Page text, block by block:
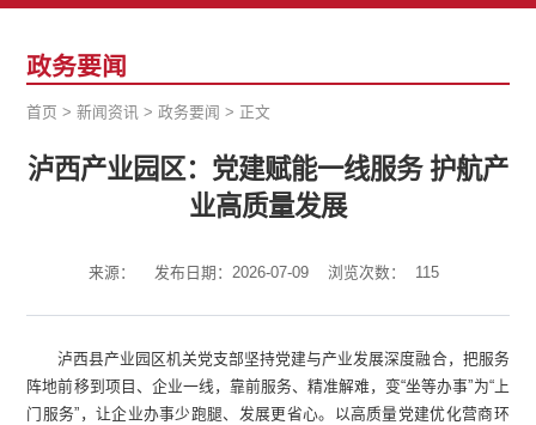
政务要闻
首页 >新闻资讯 >政务要闻 > 正文
泸西产业园区：党建赋能一线服务 护航产
业高质量发展
来源： 发布日期：2026-07-09 浏览次数： 115
泸西县产业园区机关党支部坚持党建与产业发展深度融合，把服务
阵地前移到项目、企业一线，靠前服务、精准解难，变“坐等办事”为“上
门服务”，让企业办事少跑腿、发展更省心。以高质量党建优化营商环